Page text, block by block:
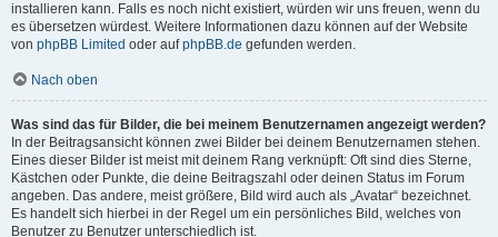
installieren kann. Falls es noch nicht existiert, würden wir uns freuen, wenn du
es übersetzen würdest. Weitere Informationen dazu können auf der Website
von phpBB Limited oder aufphpBB.de gefunden werden.
Nach oben
Was sind das für Bilder, die bei meinem Benutzernamen angezeigt werden?
In der Beitragsansicht können zwei Bilder bei deinem Benutzernamen stehen.
Eines dieser Bilder ist meist mit deinem Rang verknüpft: Oft sind dies Sterne,
Kästchen oder Punkte, die deine Beitragszahl oder deinen Status im Forum
angeben. Das andere, meist größere, Bild wird auch als „Avatar“ bezeichnet.
Es handelt sich hierbei in der Regel um ein persönliches Bild, welches von
Benutzer zu Benutzer unterschiedlich ist.